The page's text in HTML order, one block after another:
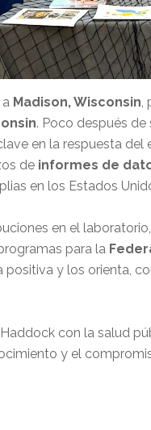
Madison, Wisconsin
. Poco después
en la respuesta del
de informes de
en los Estados
en el
para la
positiva y los orienta,
con la salud
y el